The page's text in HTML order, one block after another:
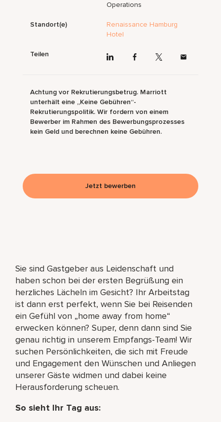
Sie sind Gastgeber aus Leidenschaft und
haben schon bei der ersten Begrüßung ein
herzliches Lächeln im Gesicht? Ihr Arbeitstag
ist dann erst perfekt, wenn Sie bei Reisenden
ein Gefühl von „home away from home“
erwecken können? Super, denn dann sind Sie
genau richtig in unserem Empfangs-Team! Wir
suchen Persönlichkeiten, die sich mit Freude
und Engagement den Wünschen und Anliegen
unserer Gäste widmen und dabei keine
Herausforderung scheuen.
So sieht Ihr Tag aus:
Operations
Standort(e)
Renaissance Hamburg
Hotel
Teilen
Achtung vor Rekrutierungsbetrug. Marriott
unterhält eine „Keine Gebühren“-
Rekrutierungspolitik. Wir fordern von einem
Bewerber im Rahmen des Bewerbungsprozesses
kein Geld und berechnen keine Gebühren.
Jetzt bewerben